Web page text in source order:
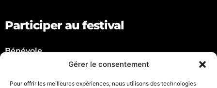
Gérer le consentement
Pour offrir les meilleures expériences, nous utilisons des technologies
Bénévole
Participer au festival